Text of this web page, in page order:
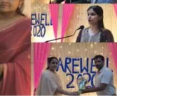
News